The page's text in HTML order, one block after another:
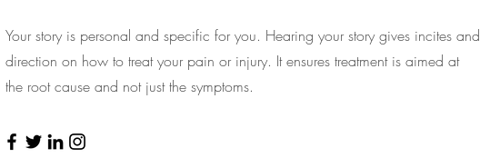
Your story is personal and specific for you. Hearing your story gives incites and
direction on how to treat your pain or injury. It ensures treatment is aimed at
the root cause and not just the symptoms.